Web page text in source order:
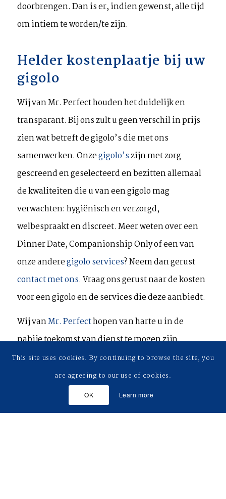
doorbrengen. Dan is er, indien gewenst, alle tijd
om intiem te worden/te zijn.
Helder kostenplaatje bij uw
gigolo
Wij van Mr. Perfect houden het duidelijk en
transparant. Bij ons zult u geen verschil in prijs
zien wat betreft de gigolo’s die met ons
samenwerken. Onzegigolo’szijn met zorg
gescreend en geselecteerd en bezitten allemaal
de kwaliteiten die u van een gigolo mag
verwachten: hygiënisch en verzorgd,
welbespraakt en discreet. Meer weten over een
Dinner Date, Companionship Only of een van
onze anderegigolo services? Neem dan gerust
contact met ons. Vraag ons gerust naar de kosten
voor een gigolo en de services die deze aanbiedt.
Wij vanMr. Perfecthopen van harte u in de
nabije toekomst van dienst te mogen zijn.
This site uses cookies. By continuing to browse the site, you
are agreeing to our use of cookies.
OK Learn more